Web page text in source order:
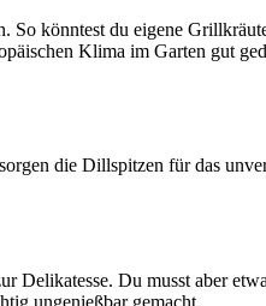
könntest du eigene
Klima im Garten gut
die Dillspitzen für das
Du musst aber
ungenießbar gemacht.